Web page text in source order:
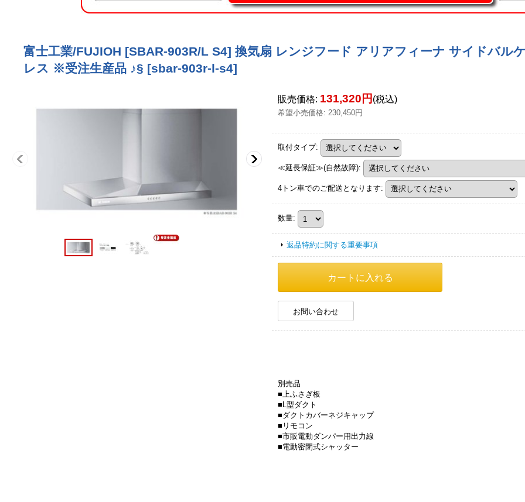
富士工業/FUJIOH [SBAR-903R/L S4] 換気扇 レンジフード アリアフィーナ サイドバル
レス ※受注生産品 ♪§ [sbar-903r-l-s4]
販売価格: 131,320円 (税込)
希望小売価格: 230,450円
取付タイプ:
≪延長保証≫(自然故障):
4トン車でのご配送となります:
数量:
返品特約に関する重要事項
お問い合わせ
別売品
■上ふさぎ板
■L型ダクト
■ダクトカバーネジキャップ
■リモコン
■市販電動ダンパー用出力線
■電動密閉式シャッター